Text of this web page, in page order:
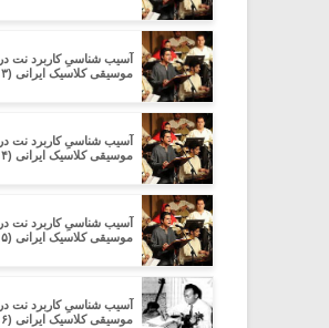
آسیب شناسیِ کاربرد نت در
موسیقی کلاسیک ایرانی (۱۳)
آسیب شناسیِ کاربرد نت در
موسیقی کلاسیک ایرانی (۱۴)
آسیب شناسیِ کاربرد نت در
موسیقی کلاسیک ایرانی (۱۵)
آسیب شناسیِ کاربرد نت در
موسیقی کلاسیک ایرانی (۱۶)